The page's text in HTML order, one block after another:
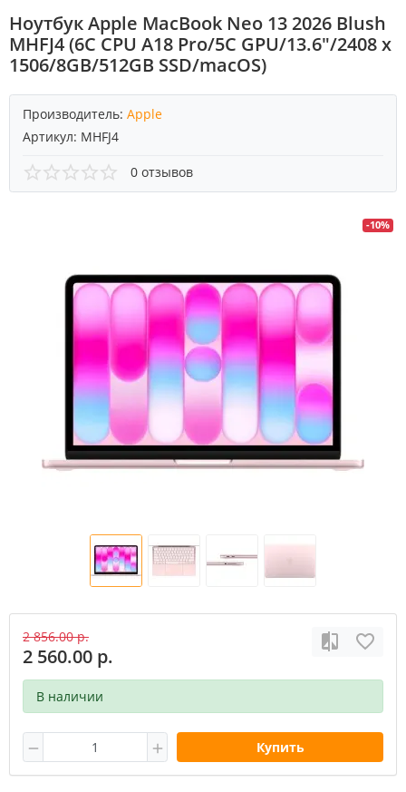
Ноутбук Apple MacBook Neo 13 2026 Blush
MHFJ4 (6C CPU A18 Pro/5C GPU/13.6"/2408 x
1506/8GB/512GB SSD/macOS)
Производитель: Apple
Артикул: MHFJ4
0 отзывов
-10%
2 856.00 р.
2 560.00 р.
В наличии
Купить